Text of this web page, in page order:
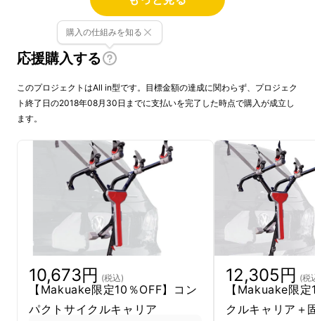
しかも取付かんたん、使わない時は超コンパク
トに収納可能ですので収納時にも場所を取りま
応援購入する
購入の仕組みを知る
このプロジェクトはAll in型です。目標金額の達成に関わらず、プロジェク
ト終了日の2018年08月30日までに支払いを完了した時点で購入が成立し
ます。
10,673円 (税込)
【Makuake限定10％OFF】コン
パクトサイクルキャリア
12,305円 (税
【Makuake限
クルキャリア＋